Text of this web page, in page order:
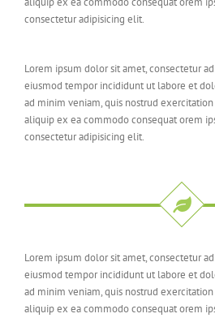
consectetur adipisicing elit.
Lorem ipsum dolor sit amet, consectetur
eiusmod tempor incididunt ut labore et
ad minim veniam, quis nostrud
aliquip ex ea commodo consequat orem
consectetur adipisicing elit.
Lorem ipsum dolor sit amet, consectetur
eiusmod tempor incididunt ut labore et
ad minim veniam, quis nostrud
aliquip ex ea commodo consequat orem